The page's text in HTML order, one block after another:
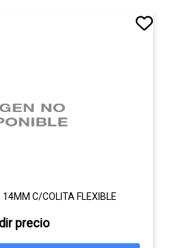
14MM C/COLITA FLEXIBLE
precio